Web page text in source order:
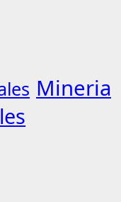
Mineria